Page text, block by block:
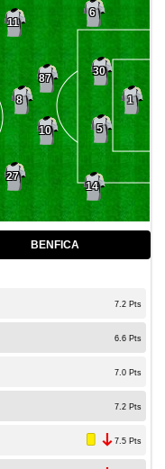
1
6
30
5
14
87
10
11
8
27
BENFICA
7.2 Pts
6.6 Pts
7.0 Pts
7.2 Pts
7.5 Pts